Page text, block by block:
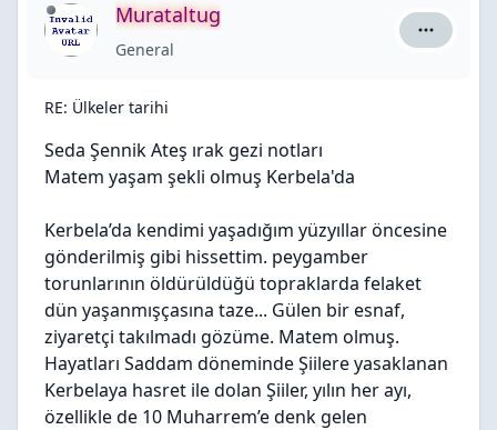
Murataltug
General
RE: Ülkeler tarihi
Seda Şennik Ateş ırak gezi notları
Matem yaşam şekli olmuş Kerbela'da
Kerbela’da kendimi yaşadığım yüzyıllar öncesine
gönderilmiş gibi hissettim. peygamber
torunlarının öldürüldüğü topraklarda felaket
dün yaşanmışçasına taze... Gülen bir esnaf,
ziyaretçi takılmadı gözüme. Matem olmuş.
Hayatları Saddam döneminde Şiilere yasaklanan
Kerbelaya hasret ile dolan Şiiler, yılın her ayı,
özellikle de 10 Muharrem’e denk gelen